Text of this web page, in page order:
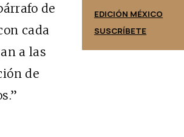
de
cada
a las
de
EDICIÓN MÉXICO
SUSCRÍBETE